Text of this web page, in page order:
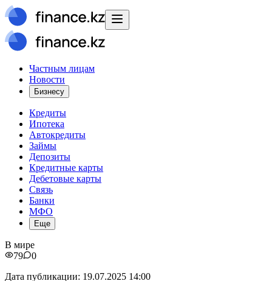
Частным лицам
Новости
Бизнесу
Кредиты
Ипотека
Автокредиты
Займы
Депозиты
Кредитные карты
Дебетовые карты
Связь
Банки
МФО
Еще
В мире
79
0
Дата публикации: 19.07.2025 14:00